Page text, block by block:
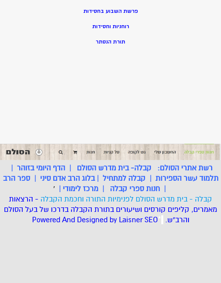
פרשת השבוע בחסידות
רוחניות וחסידות
תורת הנסתר
רשת אתרי הסולם: קבלה- בית מדרש הסולם |הדף היומי בזוהר |
תלמוד עשר הספירות | קבלה למתחיל |בלוג הרב אדם סיני |ספר הרב
| חנות ספרי קבלה | מרכז לימודי |
'
קבלה - בית מדרש הסולם לפנימיות התורה וחכמת הקבלה - הרצאות
מאמרים, קליפים קורסים ושיעורים בתורת הקבלה בדרכו של בעל הסולם
והרב"ש. *
Powered And Designed by LaisnerSEO